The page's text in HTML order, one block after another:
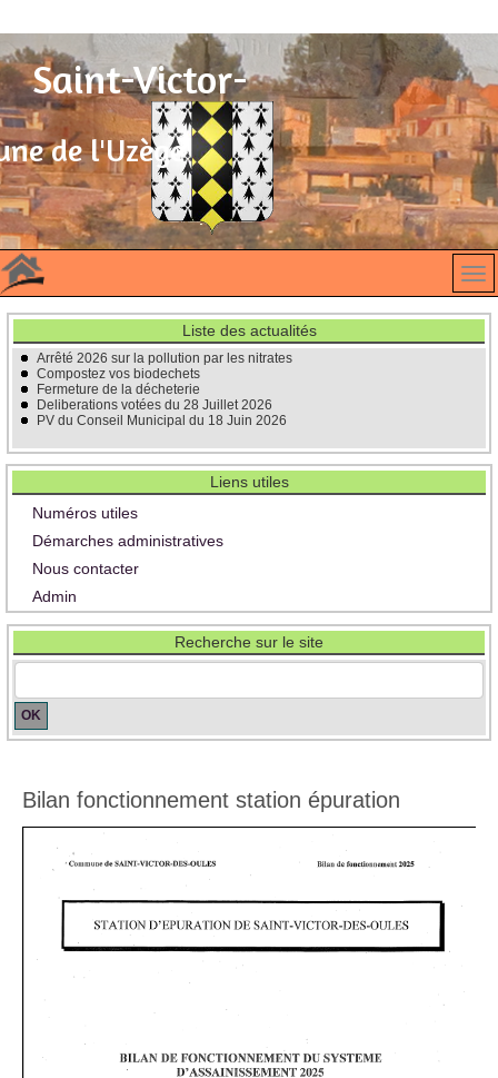
de l'Uzège
Saint-Victor-
des-Oules
Liste des actualités
Arrêté 2026 sur la pollution par les nitrates
Compostez vos biodechets
Fermeture de la décheterie
Deliberations votées du 28 Juillet 2026
PV du Conseil Municipal du 18 Juin 2026
Liens utiles
Numéros utiles
Démarches administratives
Nous contacter
Admin
Recherche sur le site
Bilan fonctionnement station épuration